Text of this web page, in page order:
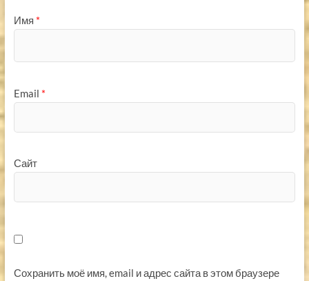
Имя *
Email *
Сайт
Сохранить моё имя, email и адрес сайта в этом браузере